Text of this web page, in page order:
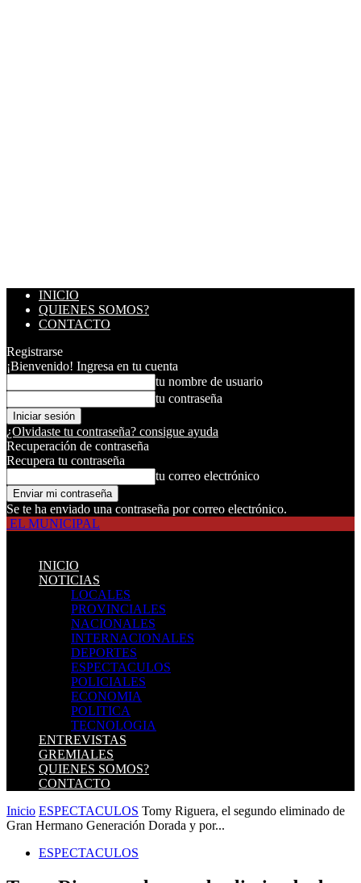
INICIO
QUIENES SOMOS?
CONTACTO
Registrarse
¡Bienvenido! Ingresa en tu cuenta
tu nombre de usuario
tu contraseña
¿Olvidaste tu contraseña? consigue ayuda
Recuperación de contraseña
Recupera tu contraseña
tu correo electrónico
Se te ha enviado una contraseña por correo electrónico.
EL MUNICIPAL
INICIO
NOTICIAS
LOCALES
PROVINCIALES
NACIONALES
INTERNACIONALES
DEPORTES
ESPECTACULOS
POLICIALES
ECONOMIA
POLITICA
TECNOLOGIA
ENTREVISTAS
GREMIALES
QUIENES SOMOS?
CONTACTO
Inicio ESPECTACULOS Tomy Riguera, el segundo eliminado de
Gran Hermano Generación Dorada y por...
ESPECTACULOS